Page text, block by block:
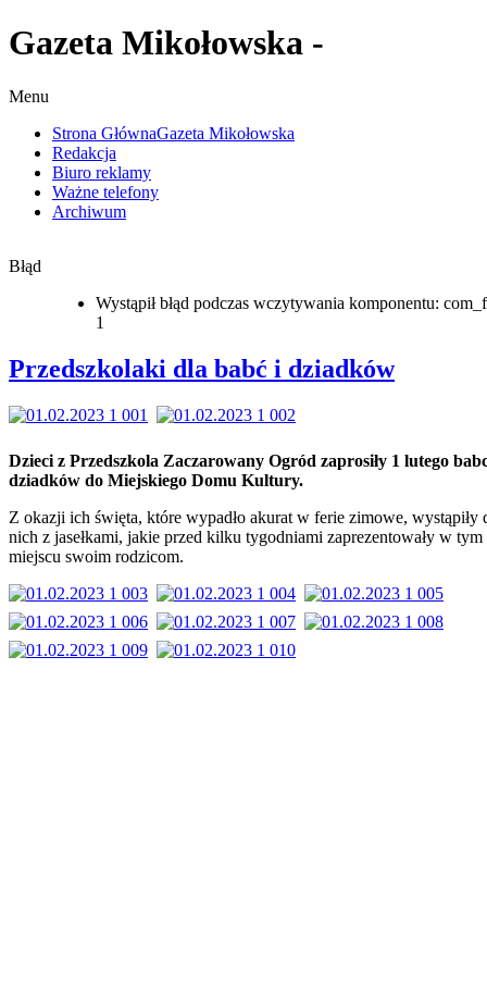
Gazeta Mikołowska -
Menu
Strona GłównaGazeta Mikołowska
Redakcja
Biuro reklamy
Ważne telefony
Archiwum
Błąd
Wystąpił błąd podczas wczytywania komponentu:
1
Przedszkolaki dla babć i dziadków
Dzieci z Przedszkola Zaczarowany Ogród zaprosiły 1 lutego
dziadków do Miejskiego Domu Kultury.
Z okazji ich święta, które wypadło akurat w ferie zimowe, wystąpiły
nich z jasełkami, jakie przed kilku tygodniami zaprezentowały w tym
miejscu swoim rodzicom.